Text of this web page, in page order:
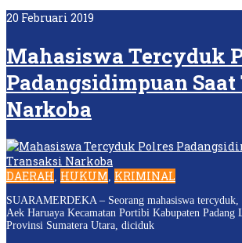
20 Februari 2019
Mahasiswa Tercyduk
Padangsidimpuan
Narkoba
DAERAH, HUKUM, KRIMINAL
SUARAMERDEKA – Seorang mahasiswa
Aek Haruaya Kecamatan Portibi Kabupaten Padang
Provinsi Sumatera Utara, diciduk